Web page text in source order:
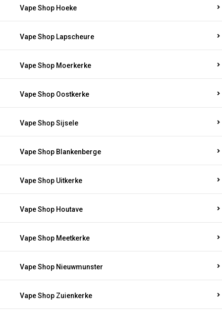
Vape Shop Hoeke
Vape Shop Lapscheure
Vape Shop Moerkerke
Vape Shop Oostkerke
Vape Shop Sijsele
Vape Shop Blankenberge
Vape Shop Uitkerke
Vape Shop Houtave
Vape Shop Meetkerke
Vape Shop Nieuwmunster
Vape Shop Zuienkerke